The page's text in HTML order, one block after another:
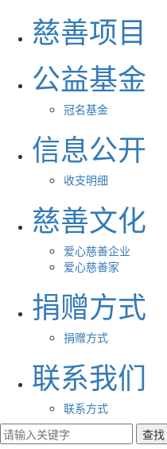
慈善项目
公益基金
冠名基金
信息公开
收支明细
慈善文化
爱心慈善企业
爱心慈善家
捐赠方式
捐赠方式
联系我们
联系方式